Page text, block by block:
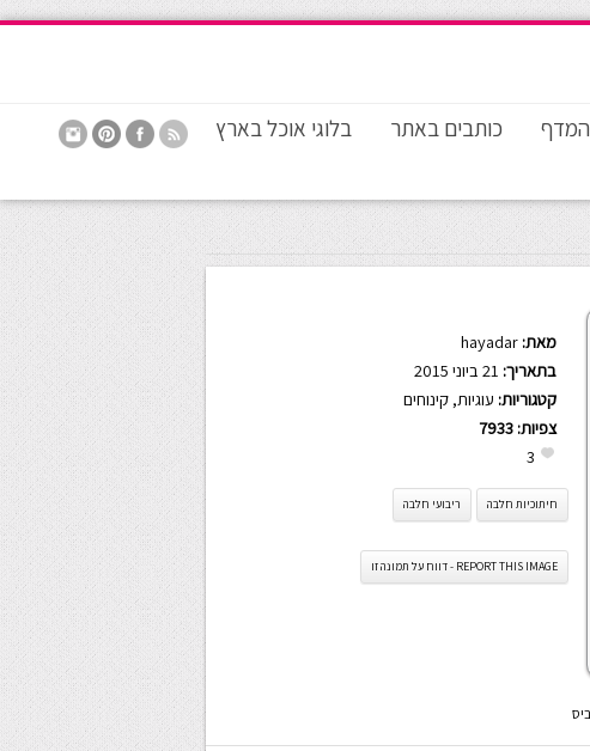
כותבים באתר בלוגי אוכל בארץ
מאת: hayadar
בתאריך:
קטגוריות: עוגיות, קינוחים
צפיות: 7933
3
חיתוכיות חלבה ריבועי חלבה
REPORT THIS IMAGE - דווח על תמונה זו